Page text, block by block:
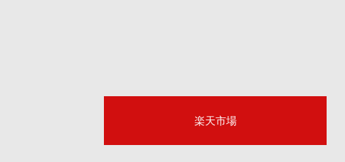
楽天市場